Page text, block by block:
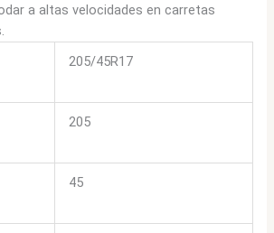
a altas velocidades en carretas
205/45R17
205
45